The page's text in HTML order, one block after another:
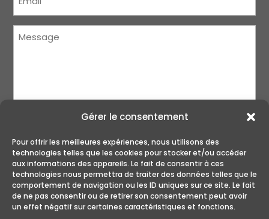
Gérer le consentement
Pour offrir les meilleures expériences, nous utilisons des
technologies telles que les cookies pour stocker et/ou accéder
aux informations des appareils. Le fait de consentir à ces
technologies nous permettra de traiter des données telles que le
comportement de navigation ou les ID uniques sur ce site. Le fait
de ne pas consentir ou de retirer son consentement peut avoir
un effet négatif sur certaines caractéristiques et fonctions.
Message
ENVOYER